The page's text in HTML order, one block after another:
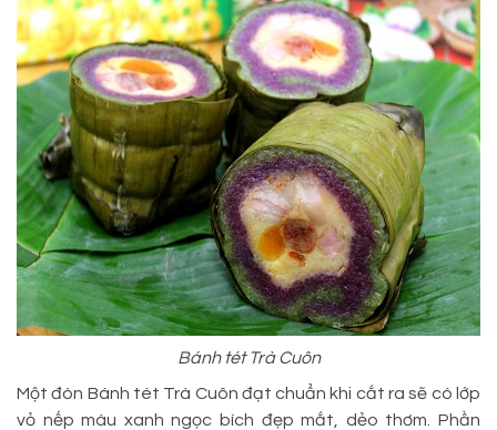
Bánh tét Trà Cuôn
Một đòn Bánh tét Trà Cuôn đạt chuẩn khi cắt ra sẽ có lớp
vỏ nếp màu xanh ngọc bích đẹp mắt, dẻo thơm. Phần